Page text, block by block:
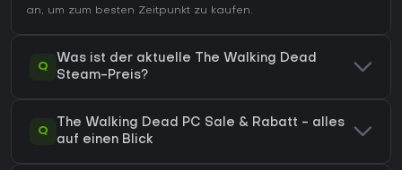
an, um zum besten Zeitpunkt zu kaufen.
Q
Was ist der aktuelle The Walking Dead
Steam-Preis?
Q
The Walking Dead PC Sale & Rabatt - alles
auf einen Blick